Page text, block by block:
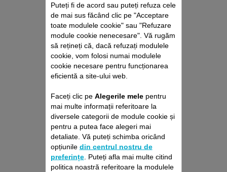
ROBOŢI DE ASPIRARE
ROWENTA
Fără deviz, fără surprize
Prelungire cu 6 luni a garanției!
699,00 RON
Puteți fi de acord sau puteți refuza cele
de mai sus făcând clic pe "Acceptare
toate modulele cookie" sau "Refuzare
module cookie nenecesare". Vă rugăm
să rețineți că, dacă refuzați modulele
cookie, vom folosi numai modulele
cookie necesare pentru funcționarea
eficientă a site-ului web.
Faceți clic pe Alegerile melepentru
mai multe informații referitoare la
diversele categorii de module cookie și
pentru a putea face alegeri mai
detaliate. Vă puteți schimba oricând
opțiunile din centrul nostru de
preferințe. Puteți afla mai multe citind
politica noastră referitoare la modulele